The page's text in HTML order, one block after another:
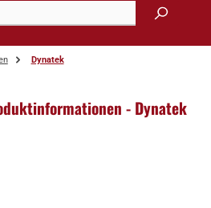
Dynatek
- Dynatek